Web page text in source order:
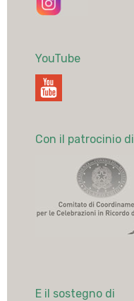
YouTube
Con il patrocinio di
E il sostegno di